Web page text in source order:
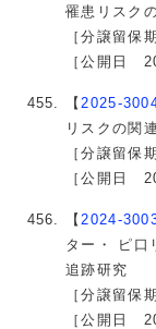
罹患リスク
［分譲留
［公開日
【 2025-
リスクの関
［分譲留
［公開日
【 2024-
ター・ ピ口
追跡研究
［分譲留
［公開日